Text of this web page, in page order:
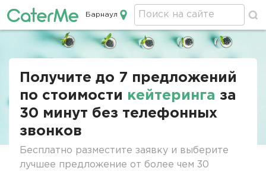
Кейтеринг в Барнауле
Барнаул
Получите до 7 предложений
по стоимости кейтеринга за
30 минут без телефонных
звонков
Бесплатно разместите заявку и выберите
лучшее предложение от более чем 30